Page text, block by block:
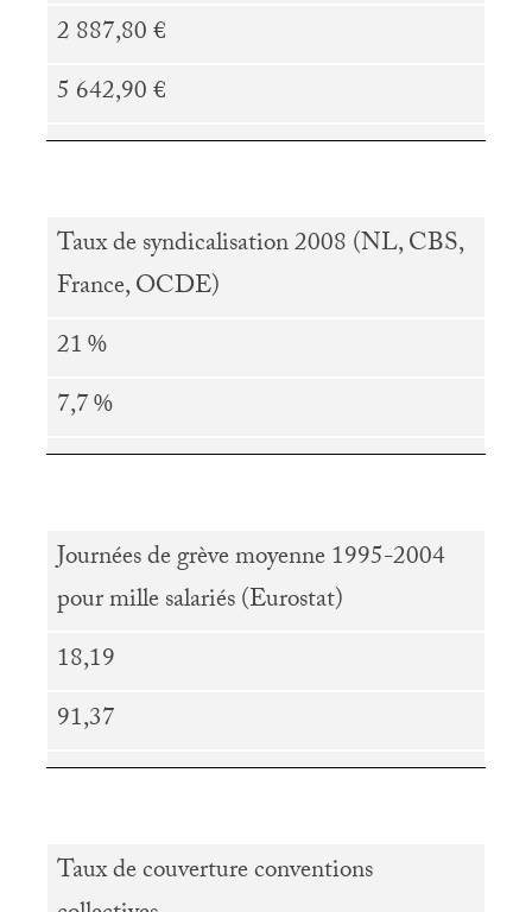
2 887,80 €
5 642,90 €
Taux de syndicalisation 2008 (NL,CBS,
France,OCDE)
21%
7,7%
Journées de grève moyenne 1995-2004
pour mille salariés (Eurostat)
18,19
91,37
Taux de couverture conventions